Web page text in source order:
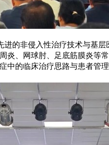
进的非侵入性治疗技术与基
炎、网球肘、
足底筋膜炎等
中的临床治疗思路与患者管